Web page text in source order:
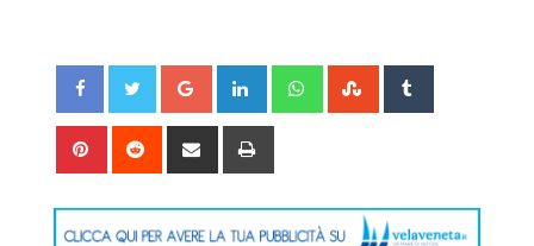
Google+ LinkedIn WhatsappStumbleUpon
Pinterest Reddit
Share